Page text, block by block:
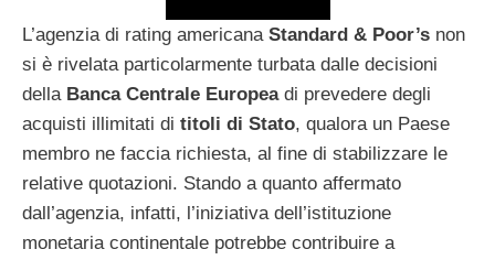
L’agenzia di rating americana Standard & Poor’s non
si è rivelata particolarmente turbata dalle decisioni
della Banca Centrale Europeadi prevedere degli
acquisti illimitati di titoli di Stato, qualora un Paese
membro ne faccia richiesta, al fine di stabilizzare le
relative quotazioni. Stando a quanto affermato
dall’agenzia, infatti, l’iniziativa dell’istituzione
monetaria continentale potrebbe contribuire a